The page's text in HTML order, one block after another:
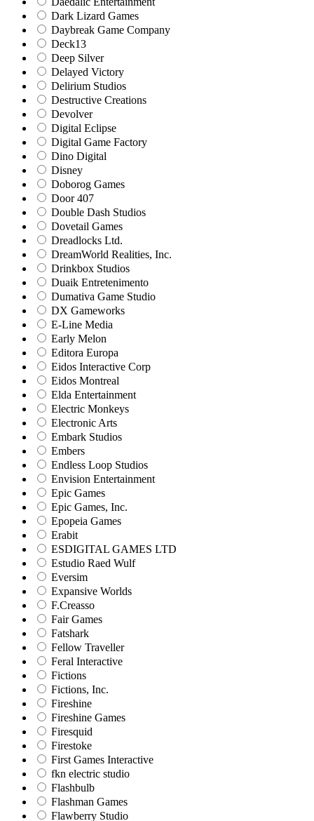
Dark Lizard Games
Daybreak Game Company
Deck13
Deep Silver
Delayed Victory
Delirium Studios
Destructive Creations
Devolver
Digital Eclipse
Digital Game Factory
Dino Digital
Disney
Doborog Games
Door 407
Double Dash Studios
Dovetail Games
Dreadlocks Ltd.
DreamWorld Realities, Inc.
Drinkbox Studios
Duaik Entretenimento
Dumativa Game Studio
DX Gameworks
E-Line Media
Early Melon
Editora Europa
Eidos Interactive Corp
Eidos Montreal
Elda Entertainment
Electric Monkeys
Electronic Arts
Embark Studios
Embers
Endless Loop Studios
Envision Entertainment
Epic Games
Epic Games, Inc.
Epopeia Games
Erabit
ESDIGITAL GAMES LTD
Estudio Raed Wulf
Eversim
Expansive Worlds
F.Creasso
Fair Games
Fatshark
Fellow Traveller
Feral Interactive
Fictions
Fictions, Inc.
Fireshine
Fireshine Games
Firesquid
Firestoke
First Games Interactive
fkn electric studio
Flashbulb
Flashman Games
Flawberry Studio